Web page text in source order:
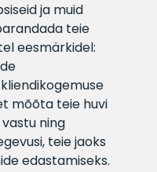
ja muid
teie
eesmärkidel:
mõõta teie huvi
ning
, teie jaoks
edastamiseks.
58862212